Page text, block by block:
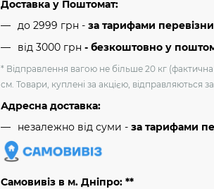
Доставка у Поштомат:
до 2999 грн - за тарифами
від 3000 грн - безкоштовно у
* Відправлення вагою не більше 20 кг
см. Товари, куплені за акцією, відправляються
Адресна доставка:
незалежно від суми - за тарифами
Самовивіз в м. Дніпро: **